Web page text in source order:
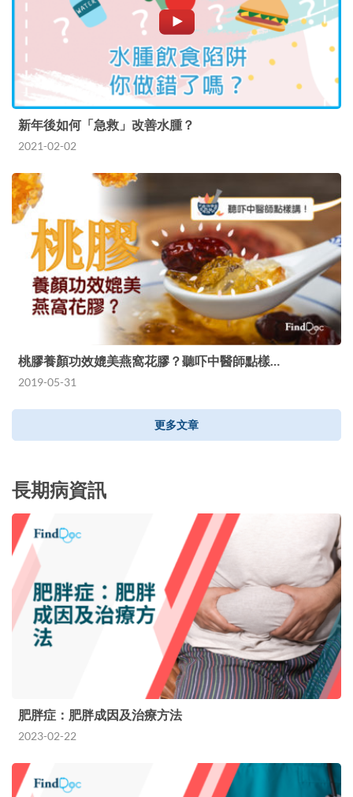
新年後如何「急救」改善水腫？
2021-02-02
桃膠養顏功效媲美燕窩花膠？聽吓中醫師點樣…
2019-05-31
更多文章
長期病資訊
肥胖症：肥胖成因及治療方法
2023-02-22